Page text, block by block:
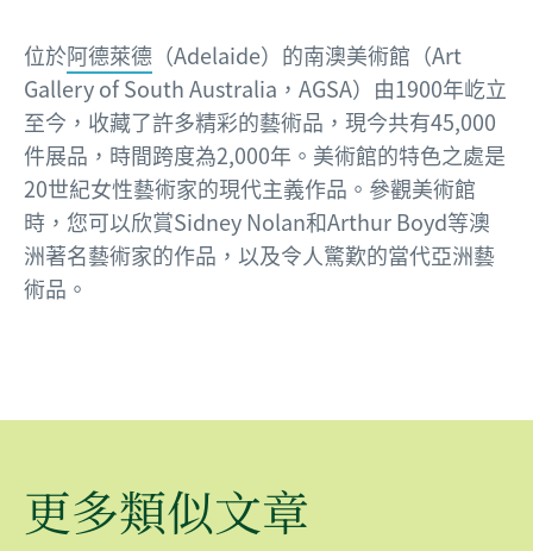
位於阿德萊德 （Adelaide）的南澳美術館（Art
Gallery of South Australia，AGSA）由1900年屹立
至今，收藏了許多精彩的藝術品，現今共有45,000
件展品，時間跨度為2,000年。美術館的特色之處是
20世紀女性藝術家的現代主義作品。參觀美術館
時，您可以欣賞Sidney Nolan和Arthur Boyd等澳
洲著名藝術家的作品，以及令人驚歎的當代亞洲藝
術品。
更多類似文章